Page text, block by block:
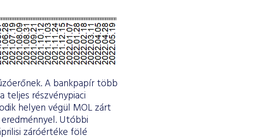
A bankpapír több
részvénypiaci
helyen végül MOL zárt
Utóbbi
záróértéke fölé